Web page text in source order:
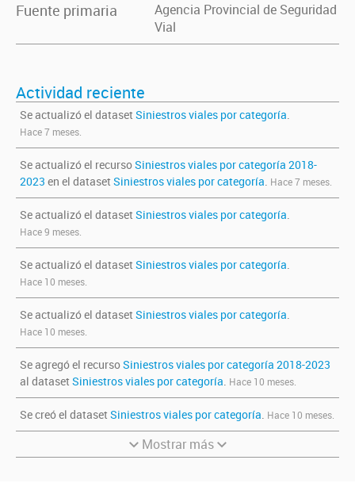
Fuente primaria
Agencia Provincial de Seguridad
Vial
Actividad reciente
Se actualizó el dataset Siniestros viales por categoría.
Hace 7 meses.
Se actualizó el recursoSiniestros viales por categoría 2018-
2023 en el dataset Siniestros viales por categoría. Hace 7 meses.
Se actualizó el dataset Siniestros viales por categoría.
Hace 9 meses.
Se actualizó el dataset Siniestros viales por categoría.
Hace 10 meses.
Se actualizó el dataset Siniestros viales por categoría.
Hace 10 meses.
Se agregó el recursoSiniestros viales por categoría 2018-2023
al dataset Siniestros viales por categoría. Hace 10 meses.
Se creó el dataset Siniestros viales por categoría. Hace 10 meses.
Mostrar más